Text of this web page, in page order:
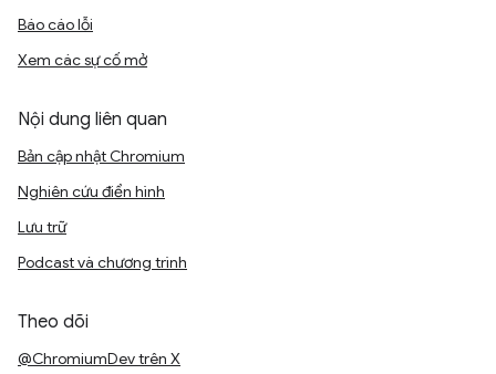
Báo cáo lỗi
Xem các sự cố mở
Nội dung liên quan
Bản cập nhật Chromium
Nghiên cứu điển hình
Lưu trữ
Podcast và chương trình
Theo dõi
@ChromiumDev trên X